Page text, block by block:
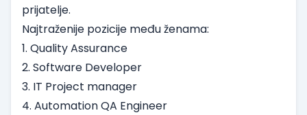
prijatelje.
Najtraženije pozicije među ženama:
1. Quality Assurance
2. Software Developer
3. IT Project manager
4. Automation QA Engineer